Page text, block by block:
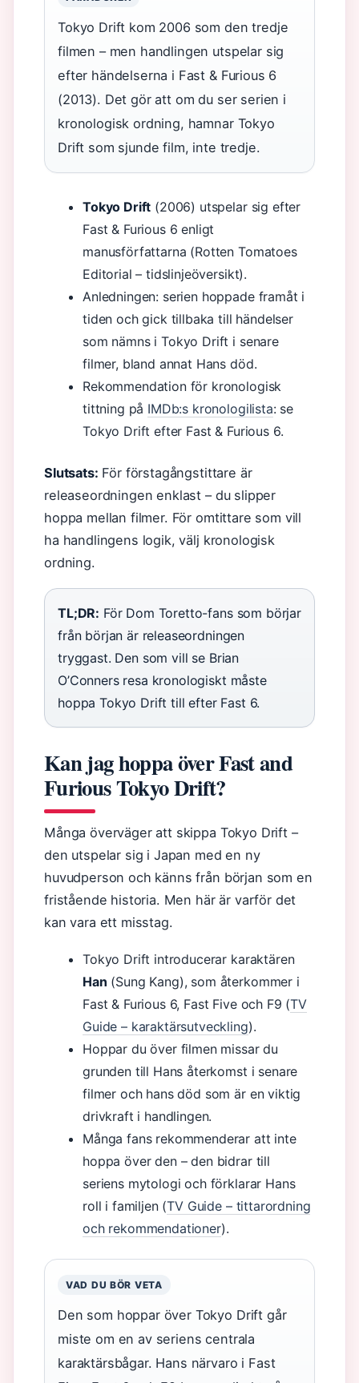
Tokyo Drift kom 2006 som den tredje
filmen – men handlingen utspelar sig
efter händelserna i Fast & Furious 6
(2013). Det gör att om du ser serien i
kronologisk ordning, hamnar Tokyo
Drift som sjunde film, inte tredje.
Tokyo Drift (2006) utspelar sig efter
Fast & Furious 6 enligt
manusförfattarna (Rotten Tomatoes
Editorial – tidslinjeöversikt).
Anledningen: serien hoppade framåt i
tiden och gick tillbaka till händelser
som nämns i Tokyo Drift i senare
filmer, bland annat Hans död.
Rekommendation för kronologisk
tittning på IMDb:s kronologilista: se
Tokyo Drift efter Fast & Furious 6.
Slutsats: För förstagångstittare är
releaseordningen enklast – du slipper
hoppa mellan filmer. För omtittare som vill
ha handlingens logik, välj kronologisk
ordning.
TL;DR: För Dom Toretto-fans som börjar
från början är releaseordningen
tryggast. Den som vill se Brian
O’Conners resa kronologiskt måste
hoppa Tokyo Drift till efter Fast 6.
Kan jag hoppa över Fast and
Furious Tokyo Drift?
Många överväger att skippa Tokyo Drift –
den utspelar sig i Japan med en ny
huvudperson och känns från början som en
fristående historia. Men här är varför det
kan vara ett misstag.
Tokyo Drift introducerar karaktären
Han (Sung Kang), som återkommer i
Fast & Furious 6, Fast Five och F9 (TV
Guide – karaktärsutveckling).
Hoppar du över filmen missar du
grunden till Hans återkomst i senare
filmer och hans död som är en viktig
drivkraft i handlingen.
Många fans rekommenderar att inte
hoppa över den – den bidrar till
seriens mytologi och förklarar Hans
roll i familjen (TV Guide – tittarordning
och rekommendationer).
VAD DU BÖR VETA
Den som hoppar över Tokyo Drift går
miste om en av seriens centrala
karaktärsbågar. Hans närvaro i Fast